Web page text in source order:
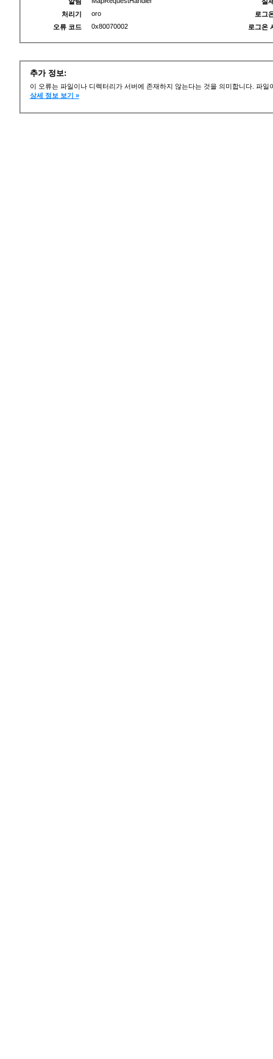
처리기
oro
오류 코드
0x80070002
로그
로그온
추가 정보:
이 오류는 파일이나 디렉터리가 서버에 존재하지 않는다는 것을 의미합니다. 파
상세 정보 보기 »